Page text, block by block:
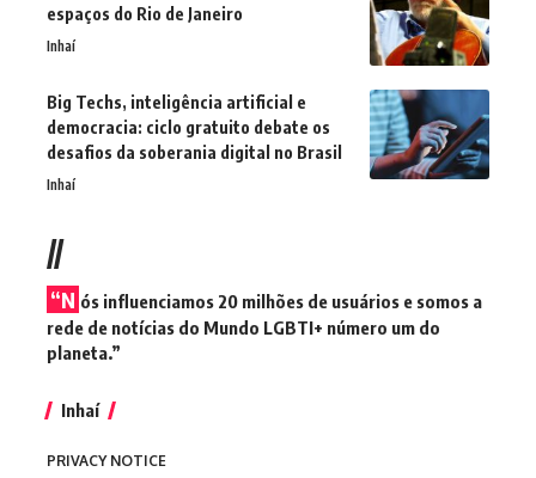
espaços do Rio de Janeiro
Inhaí
Big Techs, inteligência artificial e
democracia: ciclo gratuito debate os
desafios da soberania digital no Brasil
Inhaí
//
“N ós influenciamos 20 milhões de usuários e somos a
rede de notícias do Mundo LGBTI+ número um do
planeta.”
Inhaí
PRIVACY NOTICE